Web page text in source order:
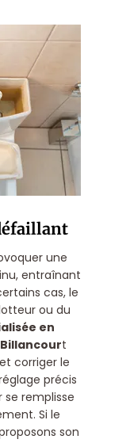
une
entraînant
cas, le
ou du
en
t
corriger le
précis
remplisse
Si le
son